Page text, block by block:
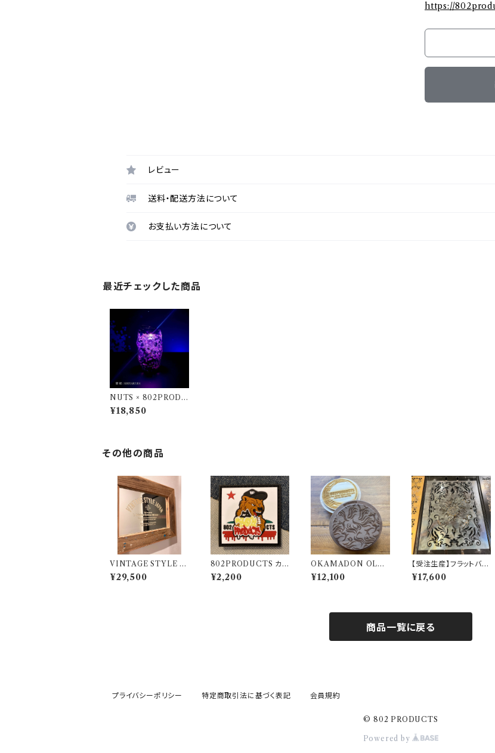
https://
レビュー
送料・配送方法について
お支払い方法について
最近チェックした商品
NUTS × 802PRODU
CTS BRIESTA 紫桜
／SHISAKURA ゴー
¥18,850
その他の商品
VINTAGE STYLE J
APAN ミラー 鏡 20周
年リミテッドモデル 802
¥29,500
802PRODUCTS カリ
フォルニアベア ラバーワ
ッペン
¥2,200
OKAMADON OLD
MOUNTAIN × 802
PRODUCTS Walnut
¥12,100
【受注生産】フラットバー
ナー 五徳 【 TRIBAL
NAIN 】 Snow Peak
¥17,600
商品一覧に戻る
プライバシーポリシー 特定商取引法に基づく表記 会員規約
© 802 PRODUCTS
Powered by